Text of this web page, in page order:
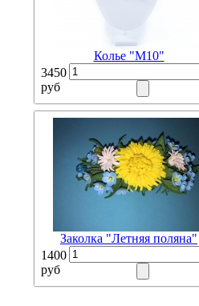
Колье "М10"
3450
руб
Заколка "Летняя поляна"
1400
руб